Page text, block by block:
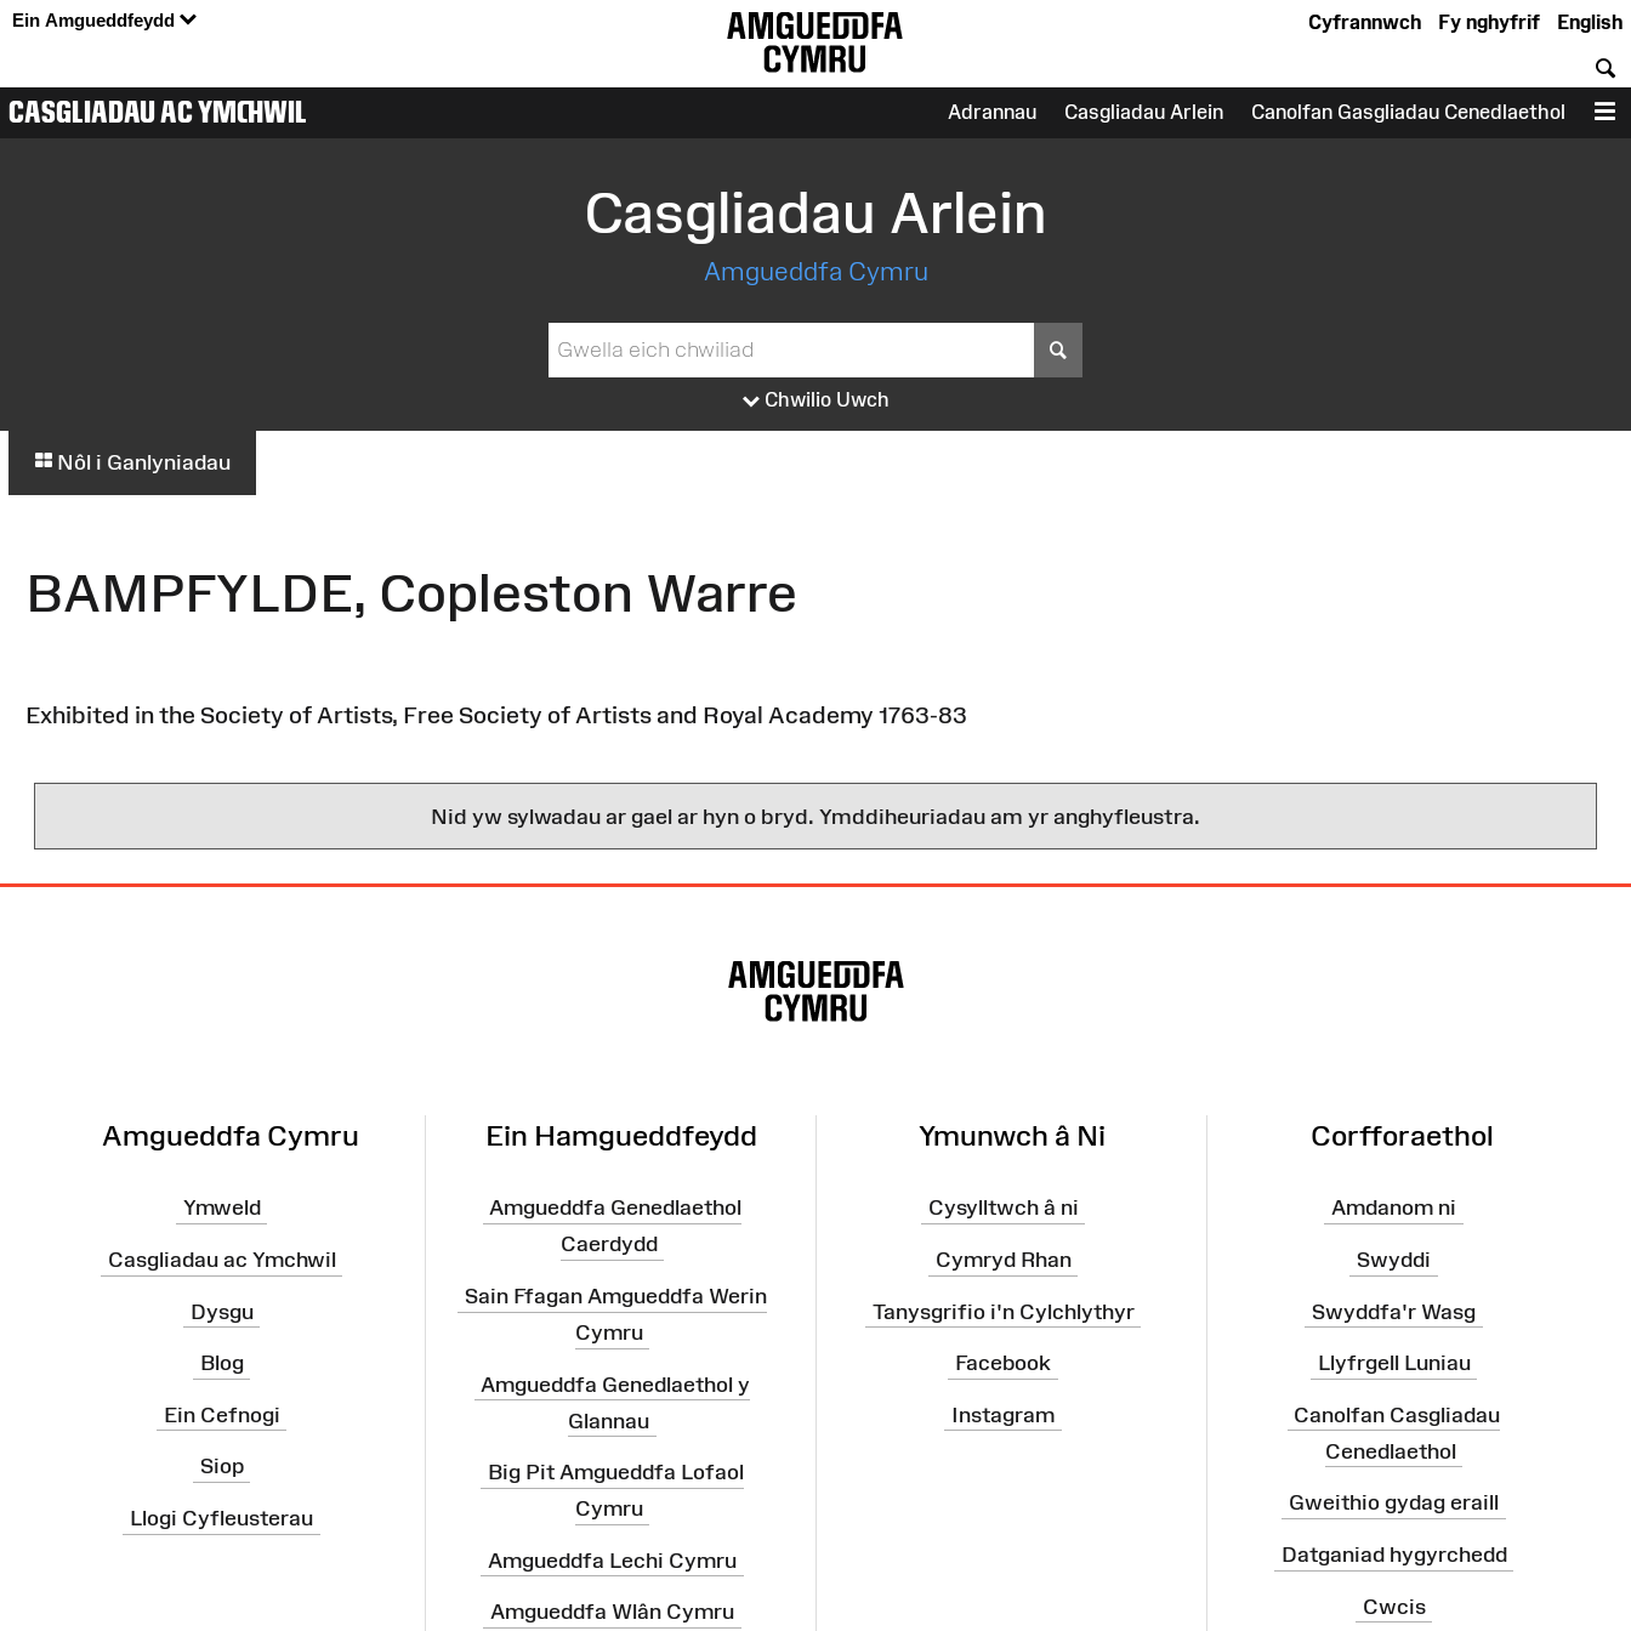
Ein Amgueddfeydd English
Fy nghyfrif
Cyfrannwch
CASGLIADAU AC YMCHWIL Adrannau Casgliadau Arlein Canolfan Gasgliadau Cenedlaethol
Casgliadau Arlein
Amgueddfa Cymru
Chwilio Uwch
Nôl i Ganlyniadau
BAMPFYLDE, Copleston Warre
Exhibited in the Society of Artists, Free Society of Artists and Royal Academy 1763-83
Nid yw sylwadau ar gael ar hyn o bryd. Ymddiheuriadau am yr anghyfleustra.
Amgueddfa Cymru
Ymweld
Casgliadau ac Ymchwil
Dysgu
Blog
Ein Cefnogi
Siop
Llogi Cyfleusterau
Ein Hamgueddfeydd
Amgueddfa Genedlaethol
Caerdydd
Sain Ffagan Amgueddfa Werin
Cymru
Amgueddfa Genedlaethol y
Glannau
Big Pit Amgueddfa Lofaol
Cymru
Amgueddfa Lechi Cymru
Amgueddfa Wlân Cymru
Ymunwch â Ni
Cysylltwch â ni
Cymryd Rhan
Tanysgrifio i'n Cylchlythyr
Facebook
Instagram
Corfforaethol
Amdanom ni
Swyddi
Swyddfa'r Wasg
Llyfrgell Luniau
Canolfan Casgliadau
Cenedlaethol
Gweithio gydag eraill
Datganiad hygyrchedd
Cwcis